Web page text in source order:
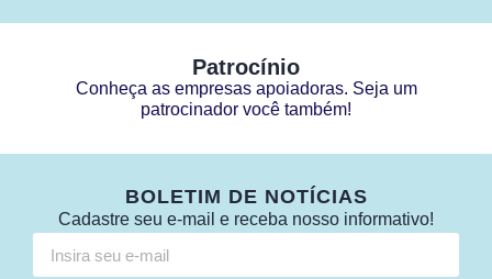
Patrocínio
Conheça as empresas apoiadoras. Seja um
patrocinador você também!
BOLETIM DE NOTÍCIAS
Cadastre seu e-mail e receba nosso informativo!